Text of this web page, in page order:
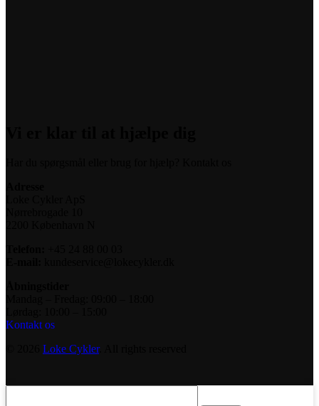
Kontakt os
Loke Cykler. All rights reserved